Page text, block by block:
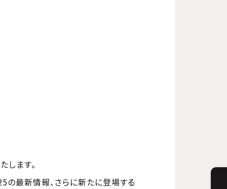
ます。
最新情報、さらに新たに登場する